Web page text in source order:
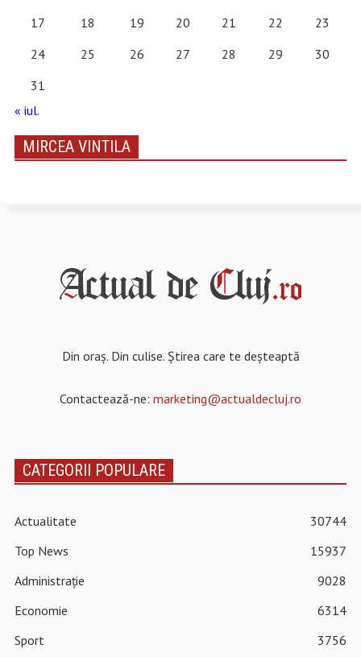
17
18 19 20 21 22
23
24
25 26 27 28 29
30
31
« iul.
MIRCEA VINTILA
Din oraș. Din culise. Știrea care te deșteaptă
Contactează-ne: marketing@actualdecluj.ro
CATEGORII POPULARE
Actualitate
30744
Top News
15937
Administrație
9028
Economie
6314
Sport
3756